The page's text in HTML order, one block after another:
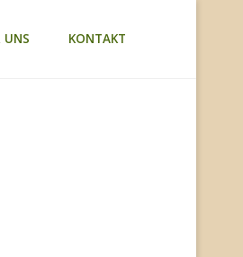
UNS KONTAKT